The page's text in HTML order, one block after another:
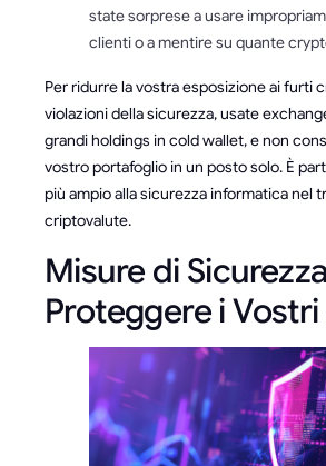
state sorprese a usare
clienti o a mentire su quante
Per ridurre la vostra esposizione ai furti
violazioni della sicurezza, usate
grandi holdings in cold wallet, e non
vostro portafoglio in un posto solo. È
più ampio alla sicurezza informatica nel
criptovalute.
Misure di
Proteggere i